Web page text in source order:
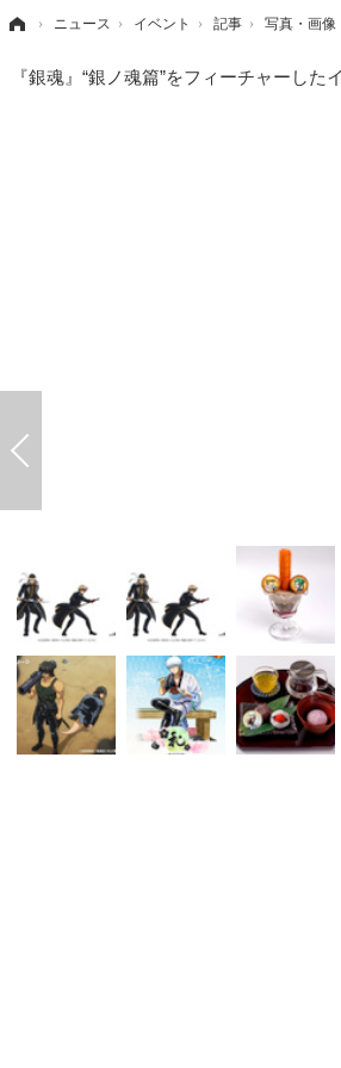
› ニュース › イベント › 記事 › 写真・画像
『銀魂』“銀ノ魂篇”をフィーチャーし